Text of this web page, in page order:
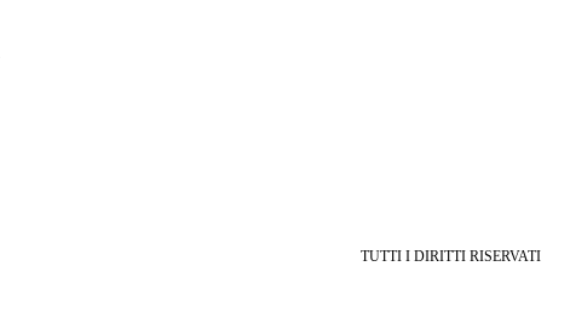
TUTTI I DIRITTI RISERVATI